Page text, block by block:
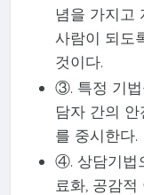
념을 가지고
사람이 되도
것이다.
③. 특정 기법
담자 간의
를 중시한다.
④. 상담기법
료화, 공감